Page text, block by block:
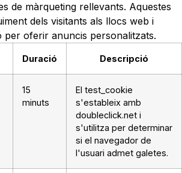
de màrqueting rellevants. Aquestes
dels visitants als llocs web i
per oferir anuncis personalitzats.
Duració Descripció
15
minuts
El test_cookie
s'estableix amb
doubleclick.net i
s'utilitza per determinar
si el navegador de
l'usuari admet galetes.